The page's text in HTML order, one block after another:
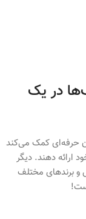
در یک
حرفه‌ای کمک می‌کند
ارائه دهند. دیگر
و برندهای مختلف